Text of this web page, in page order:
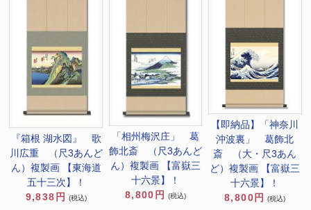
『箱根 湖水図』 歌
川広重 （尺3あんど
ん）複製画 【東海道
五十三次】！
9,838円
(税込)
「相州梅沢庄」 葛
飾北斎 （尺3あんど
ん）複製画 【富嶽三
十六景】！
8,800円
(税込)
【即納品】「神奈川
沖波裏」 葛飾北
斎 （大・尺3あん
ど）複製画 【富嶽三
十六景】！
8,800円
(税込)